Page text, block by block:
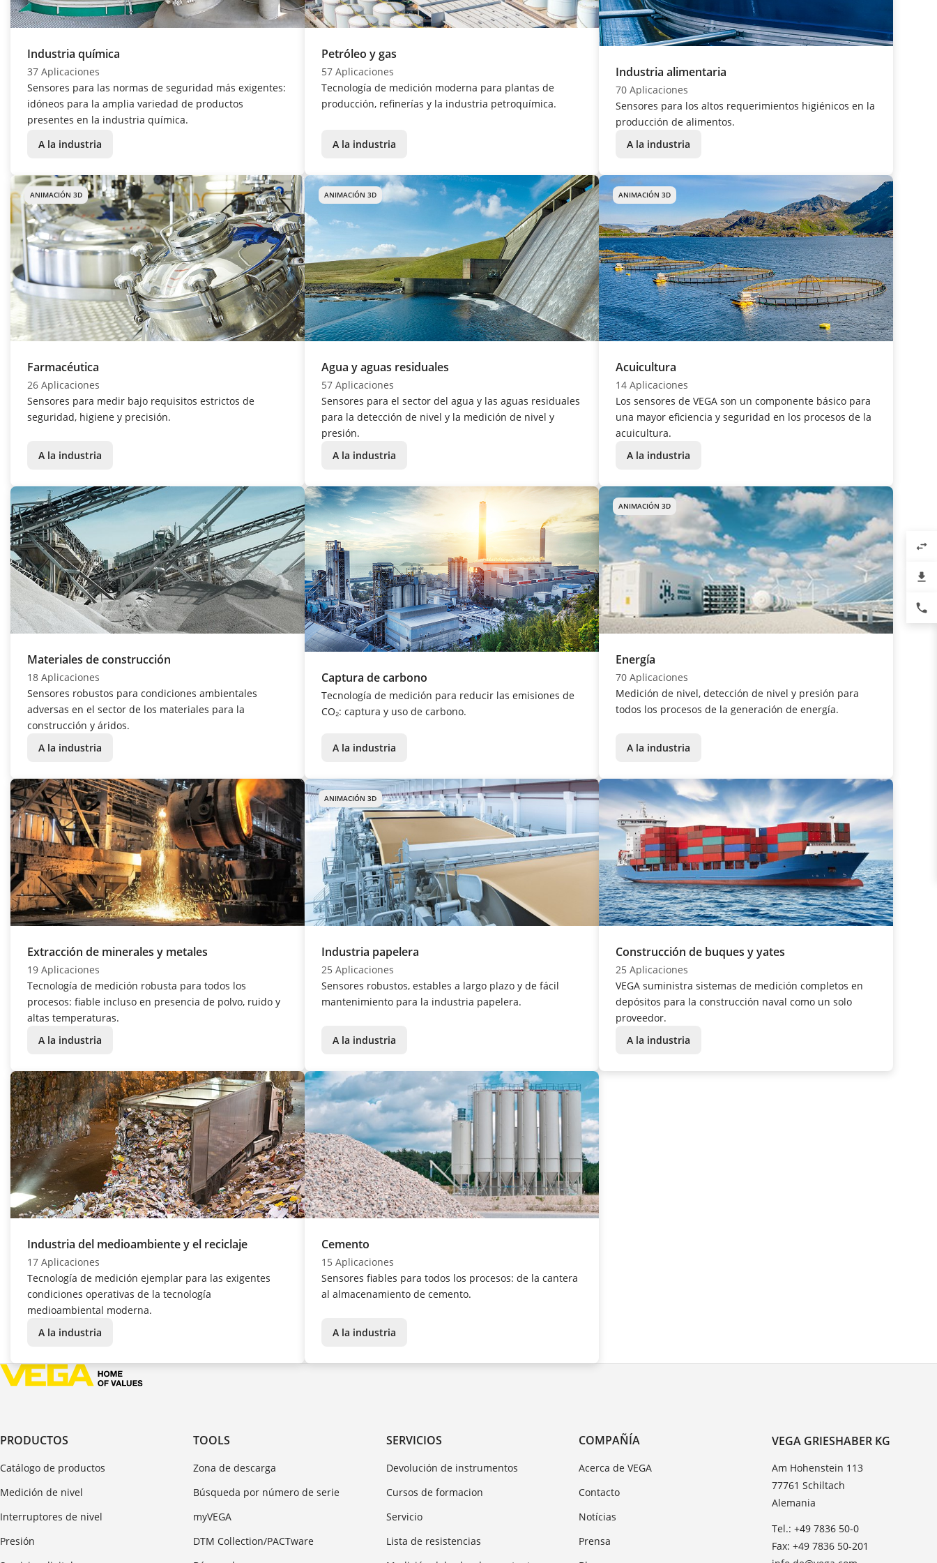
Industria química
37 Aplicaciones
Sensores para las normas de seguridad más exigentes:
idóneos para la amplia variedad de productos
presentes en la industria química.
A la industria
Petróleo y gas
57 Aplicaciones
Tecnología de medición moderna para plantas de
producción, refinerías y la industria petroquímica.
A la industria
Industria alimentaria
70 Aplicaciones
Sensores para los altos requerimientos higiénicos en la
producción de alimentos.
A la industria
ANIMACIÓN 3D
Farmacéutica
26 Aplicaciones
Sensores para medir bajo requisitos estrictos de
seguridad, higiene y precisión.
A la industria
ANIMACIÓN 3D
Agua y aguas residuales
57 Aplicaciones
Sensores para el sector del agua y las aguas residuales
para la detección de nivel y la medición de nivel y
presión.
A la industria
ANIMACIÓN 3D
Acuicultura
14 Aplicaciones
Los sensores de VEGA son un componente básico para
una mayor eficiencia y seguridad en los procesos de la
acuicultura.
A la industria
Materiales de construcción
18 Aplicaciones
Sensores robustos para condiciones ambientales
adversas en el sector de los materiales para la
construcción y áridos.
A la industria
Captura de carbono
Tecnología de medición para reducir las emisiones de
CO₂: captura y uso de carbono.
A la industria
ANIMACIÓN 3D
Energía
70 Aplicaciones
Medición de nivel, detección de nivel y presión para
todos los procesos de la generación de energía.
A la industria
Extracción de minerales y metales
19 Aplicaciones
Tecnología de medición robusta para todos los
procesos: fiable incluso en presencia de polvo, ruido y
altas temperaturas.
A la industria
ANIMACIÓN 3D
Industria papelera
25 Aplicaciones
Sensores robustos, estables a largo plazo y de fácil
mantenimiento para la industria papelera.
A la industria
Construcción de buques y yates
25 Aplicaciones
VEGA suministra sistemas de medición completos en
depósitos para la construcción naval como un solo
proveedor.
A la industria
Industria del medioambiente y el reciclaje
17 Aplicaciones
Tecnología de medición ejemplar para las exigentes
condiciones operativas de la tecnología
medioambiental moderna.
A la industria
Cemento
15 Aplicaciones
Sensores fiables para todos los procesos: de la cantera
al almacenamiento de cemento.
A la industria
PRODUCTOS
Catálogo de productos
Medición de nivel
Interruptores de nivel
Presión
TOOLS
Zona de descarga
Búsqueda por número de serie
myVEGA
DTM Collection/PACTware
SERVICIOS
Devolución de instrumentos
Cursos de formacion
Servicio
Lista de resistencias
COMPAÑÍA
Acerca de VEGA
Contacto
Notícias
Prensa
VEGA GRIESHABER KG
Am Hohenstein 113
77761 Schiltach
Alemania
Tel.: +49 7836 50-0
Fax: +49 7836 50-201
swap_horiz
file_download
phone